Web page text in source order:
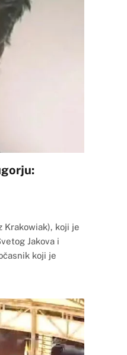
Krakowiak), koji je
Jakova i
koji je